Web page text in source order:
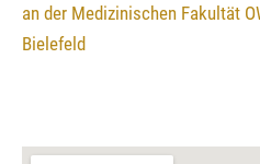
an der Medizinischen Fakultät
Bielefeld